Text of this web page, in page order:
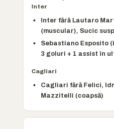
Inter
Inter fără Lautaro
(muscular), Sucic
Sebastiano Esposito
3 goluri + 1 assist în
Cagliari
Cagliari fără Felici,
Mazzitelli (coapsă)